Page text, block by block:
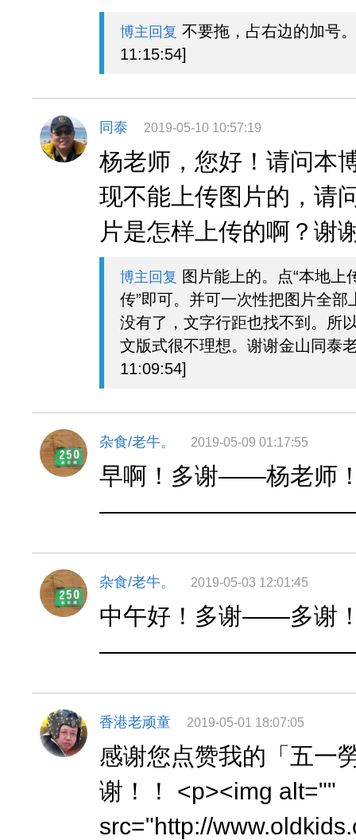
博主回复 不要拖，占右边的加号
11:15:54]
同泰 2019-05-10 10:57:19
杨老师，您好！请问本
现不能上传图片的，请
片是怎样上传的啊？谢
博主回复 图片能上的。点“本地上
传”即可。并可一次性把图片全部
没有了，文字行距也找不到。所
文版式很不理想。谢谢金山同泰
11:09:54]
杂食/老牛。 2019-05-09 01:17:55
早啊！多谢——杨老师
杂食/老牛。 2019-05-03 12:01:45
中午好！多谢——多谢
香港老顽童 2019-05-01 18:07:05
感谢您点赞我的「五一
谢！！ <p><img alt=""
src="http://